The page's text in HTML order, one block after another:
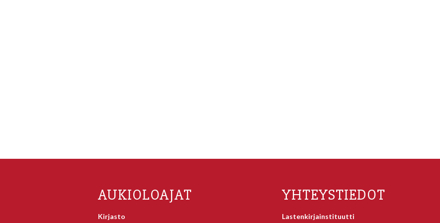
AUKIOLOAJAT
Kirjasto
YHTEYSTIEDOT
Lastenkirjainstituutti